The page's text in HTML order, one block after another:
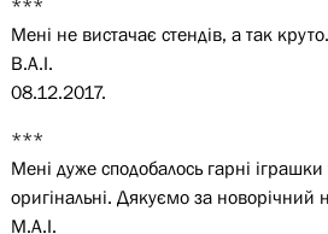
***
Мені не вистачає стендів, а так круто.
В.А.І.
08.12.2017.
***
Мені дуже сподобалось гарні
оригінальні. Дякуємо за новорічний
М.А.І.